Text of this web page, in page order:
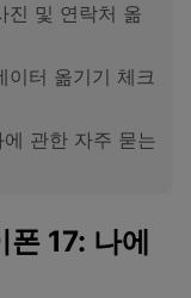
진 및 연락처 옮
이터 옮기기 체크
관한 자주 묻는
17: 나에